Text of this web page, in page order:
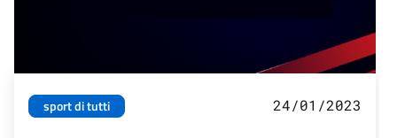
sport di tutti 24/01/2023